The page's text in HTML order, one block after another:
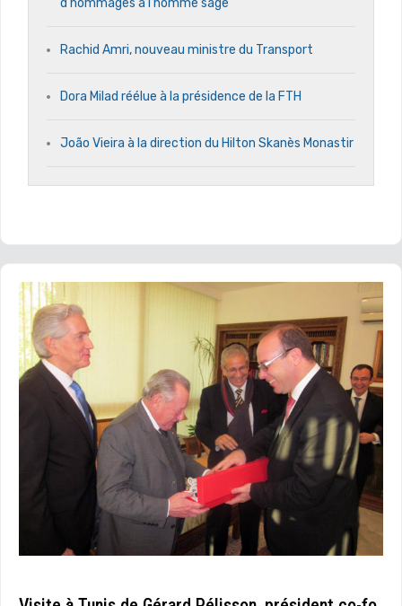
d’hommages à l’homme sage
Rachid Amri, nouveau ministre du Transport
Dora Milad réélue à la présidence de la FTH
João Vieira à la direction du Hilton Skanès Monastir